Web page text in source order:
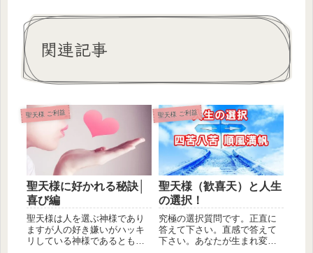
関連記事
聖天様 ご利益
聖天様に好かれる秘訣│
喜び編
聖天様は人を選ぶ神様であり
ますが人の好き嫌いがハッキ
リしている神様であるとも言
聖天様 ご利益
聖天様（歓喜天）と人生
の選択！
究極の選択質問です。正直に
答えて下さい。直感で答えて
下さい。あなたが生まれ変わ